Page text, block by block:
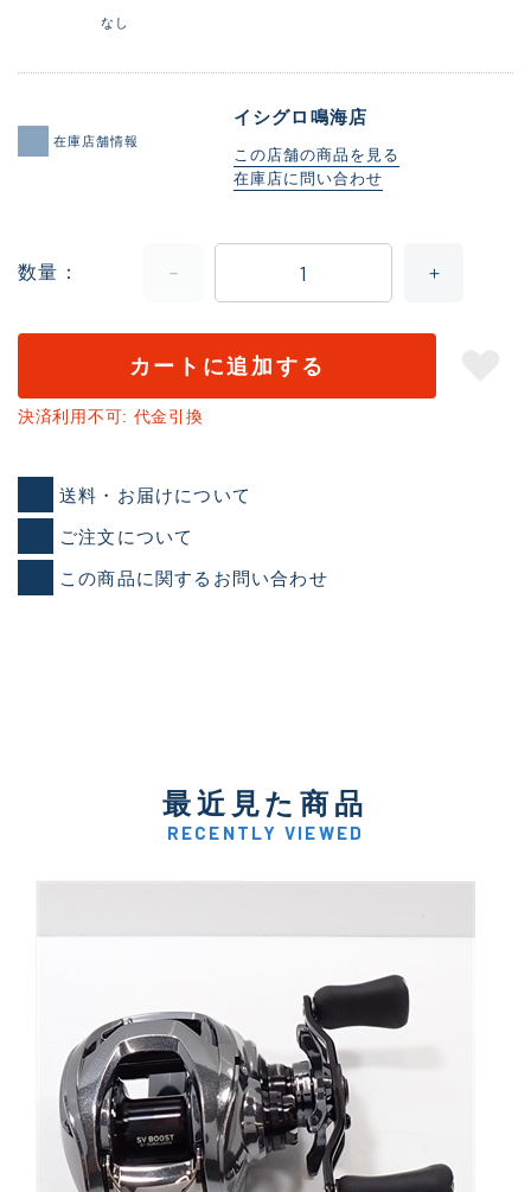
なし
在庫店舗情報
イシグロ鳴海店
この店舗の商品を見る
在庫店に問い合わせ
数量
カートに追加する
決済利用不可: 代金引換
送料・お届けについて
ご注文について
この商品に関するお問い合わせ
最近見た商品
RECENTLY VIEWED